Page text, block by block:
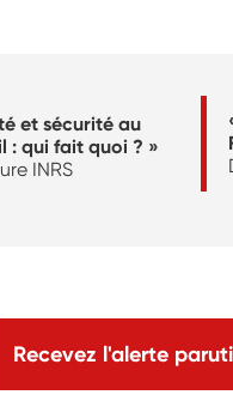
et sécurité au
: qui fait quoi ? »
INRS
Recevez l'alerte